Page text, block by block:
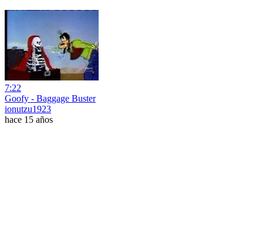
7:22
Goofy - Baggage Buster
ionutzu1923
hace 15 años